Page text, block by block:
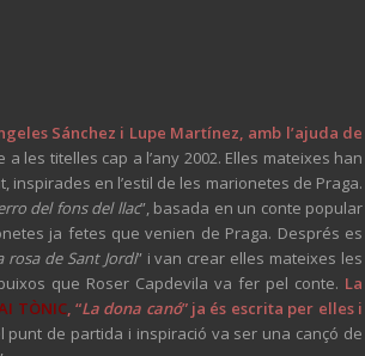
Sánchez i Lupe Martínez, amb l’ajuda de
les titelles cap a l’any 2002. Elles mateixes han
en l’estil de les marionetes de Praga.
del fons del llac”, basada en un conte popular
ja fetes que venien de Praga. Després es
rosa de Sant Jordi” i van crear elles mateixes les
que Roser Capdevila va fer pel conte. La
TÒNIC, “La dona canó” ja és escrita per elles i
punt de partida i inspiració va ser una cançó de